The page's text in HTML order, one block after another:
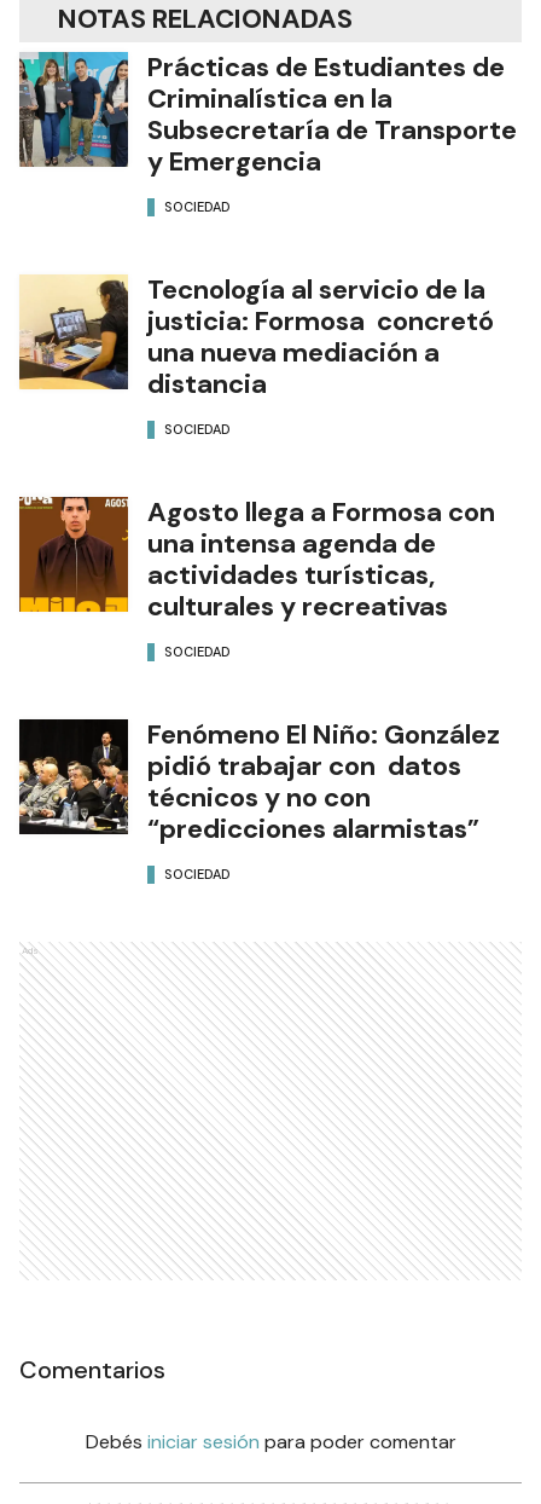
NOTAS RELACIONADAS
Prácticas de Estudiantes de
Criminalística en la
Subsecretaría de Transporte
y Emergencia
SOCIEDAD
Tecnología al servicio de la
justicia: Formosa concretó
una nueva mediación a
distancia
SOCIEDAD
Agosto llega a Formosa con
una intensa agenda de
actividades turísticas,
culturales y recreativas
SOCIEDAD
Fenómeno El Niño: González
pidió trabajar con datos
técnicos y no con
“predicciones alarmistas”
SOCIEDAD
Ads
Comentarios
Debés iniciar sesión para poder comentar